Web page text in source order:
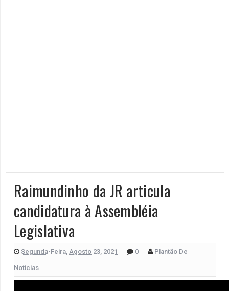
Raimundinho da JR articula
candidatura à Assembléia
Legislativa
Segunda-Feira, Agosto 23, 2021 0 Plantão De
Notícias